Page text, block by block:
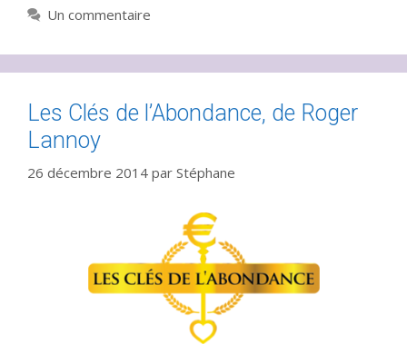
Un commentaire
Les Clés de l’Abondance, de Roger
Lannoy
26 décembre 2014 par Stéphane